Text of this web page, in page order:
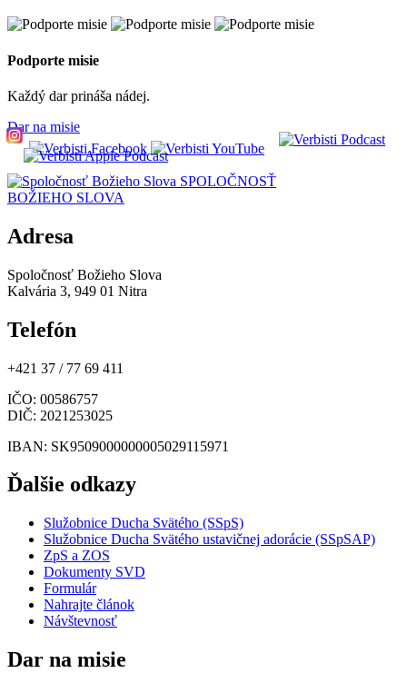
Podporte misie
Každý dar prináša nádej.
Dar na misie
SPOLOČNOSŤ
BOŽIEHO SLOVA
Adresa
Spoločnosť Božieho Slova
Kalvária 3, 949 01 Nitra
Telefón
+421 37 / 77 69 411
IČO: 00586757
DIČ: 2021253025
IBAN: SK9509000000005029115971
Ďalšie odkazy
Služobnice Ducha Svätého (SSpS)
Služobnice Ducha Svätého ustavičnej adorácie (SSpSAP)
ZpS a ZOS
Dokumenty SVD
Formulár
Nahrajte článok
Návštevnosť
Dar na misie